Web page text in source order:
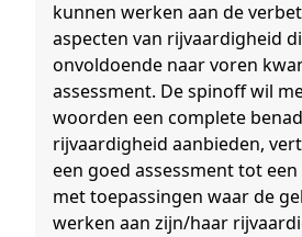
kunnen werken aan de
aspecten van rijvaardigheid
onvoldoende naar voren
assessment. De spinoff wil
woorden een complete
rijvaardigheid aanbieden,
een goed assessment tot
met toepassingen waar de
werken aan zijn/haar